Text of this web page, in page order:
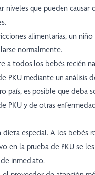
niveles que pueden causar
alimentarias, un niño
normalmente.
a todos los bebés recién
PKU mediante un análisis
país, es posible que deba
PKU y de otras
dieta especial. A los bebés
en la prueba de PKU se
inmediato.